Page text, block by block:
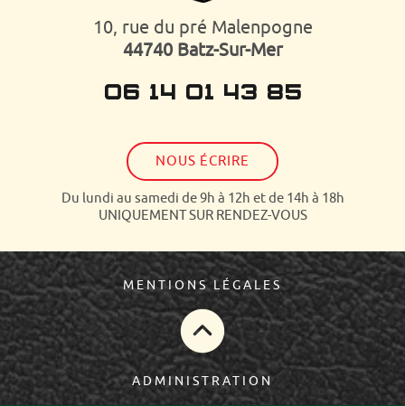
10, rue du pré Malenpogne
44740 Batz-Sur-Mer
06 14 01 43 85
NOUS ÉCRIRE
Du lundi au samedi de 9h à 12h et de 14h à 18h
UNIQUEMENT SUR RENDEZ-VOUS
MENTIONS LÉGALES
ADMINISTRATION